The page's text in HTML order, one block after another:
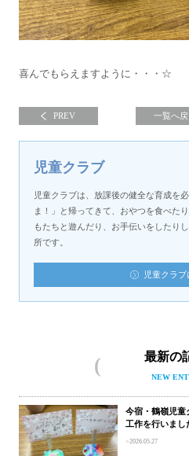
喜んでもらえますように・・・☆
PREV 一覧へ戻
児童クラブ
児童クラブは、放課後の健全な育成を
ま！」と帰ってきて、おやつを食べた
もたちと遊んだり、お手伝いをしたり
所です。
児童クラブ
最新の
NEW
今宿・鶴嶺児童
工作を行いま
2026.05.27